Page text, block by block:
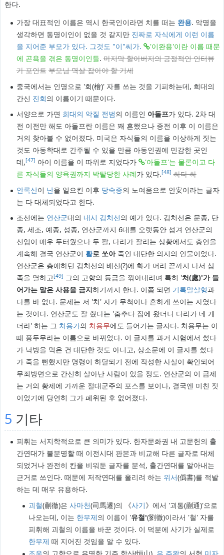
한다.
가장 대표적인 이름은 역시 한국인이라면 치를 떠는 완용. 악명을
생각하면 동명이인이 없을 것 같지만 진짜로 자식에게 이런 이름
을 지어준 부모가 있다. 그것도 "이"씨가.
'이완용'이란 이름 때문
에 곤욕을 겪은 동명이인들.마지막 할아버지의 긍정적인 인터뷰
가 포인트 부모님 멱살 잡아야 할 기세
중국에서는 인명으로 '회(檜)' 자를 쓰는 것을 기피하는데, 희대의
간신 진회의 이름이기 때문이다.
서양으로 가면 희대의 악질 전범의 이름인 아돌프가 있다. 2차 대
전 이전만 해도 아돌프란 이름은 꽤 흔했으나 종전 이후 이 이름은
거의 찾아볼 수 없어졌다. 미국은 자식들의 이름을 이상하게 짓는
것도 아동학대로 간주될 수 있을 만큼 아동인권에 민감한 곳인
데,[47] 아이 이름을 이 따위로 지었다가
'아돌프'는 물론이고 다
른 자식들의 양육권까지 박탈당한 사례가 있다.[48] 싸다 싸
안록산이 난을 일으킨 이후 당숙종의 노여움으로 안安이라는 글자
는 다 대체되었다고 한다.
조선에는 연산군대의 내시 김처선의 예가 있다. 김처선은 문종, 단
종, 세조, 예종, 성종, 연산군까지 6대를 오랫동안 섬겨 연산군의
신임이 매우 두터웠으나 두 팔, 다리가 잘리는 상황에서도 충언을
계속해 결국 연산군이 활로 쏘아죽인 대단한 의지의 인물이었다.
연산군은 총애하던 김처선의 배신(?)에 화가 머리 끝까지 나서 삼
족을 멸하고[49] 그의 고향의 등급을 깎아내리며 특히 '처(處)'가 들
어가는 말은 사용을 금지하기까지 한다. 이쯤 되면 기록말살형과
다를 바 없다. 문제는 저 '처' 자가 무척이나 흔하게 쓰이는 자였다
는 것이다. 연산군도 잘 췄다는 '춤추다 집에 왔더니 다리가 네 개
더라' 하는 그 처용가의 처용무에도 들어가는 글자다. 처용무는 이
때 풍두무라는 이름으로 바뀌었다. 이 글자를 과거 시험에서 썼다
가 낙방을 먹은 건 대단한 것도 아니고, 상소문에 이 글자를 썼다
가 죽을 뻔했지만 명령이 하달되기 전에 작성한 사실이 확인되어
무죄방면으로 간신히 살아난 사람이 있을 정도. 연산군의 이 금제
는 거의 황제에 가까운 절대군주의 포스를 보이나, 결국엔 미친 짓
이었기에 당연히 그가 폐위된 후 없어졌다.
5 기타
피휘는 서지학적으로 큰 의미가 있다. 한자문화권 내 고문헌의 출
간연대가 불분명할 때 이전시대 판본과 비교해 다른 글자로 대체
되었거나 완전히 칸을 비워둔 글자를 분석, 출간연대를 알아내는
근거로 쓰인다. 때문에 저작연대를 올리려 하는 위서(僞書)를 적발
하는 데 매우 유용하다.
괴철(蒯徹)은 사마천(司馬遷)의 《사기》에서 '괴통(蒯通)'으로
나오는데, 이는 한무제의 이름이 '유철'(劉徹)이라서 '철' 자를
피휘해 괴철의 이름을 바꾼 것이다. 이 덕분에 사기가 실제로
한무제 때 지어진 것임을 알 수 있다.